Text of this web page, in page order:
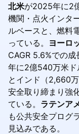
北米が2025年に2
機関・点火インタ
ルベースと、燃料
っている。 ヨーロ
CAGR 5.6%での成
年に2億540万米ド
とインド（2,660
安全取り締まり強
ている。 ラテンア
も公共安全プログ
見込みである。